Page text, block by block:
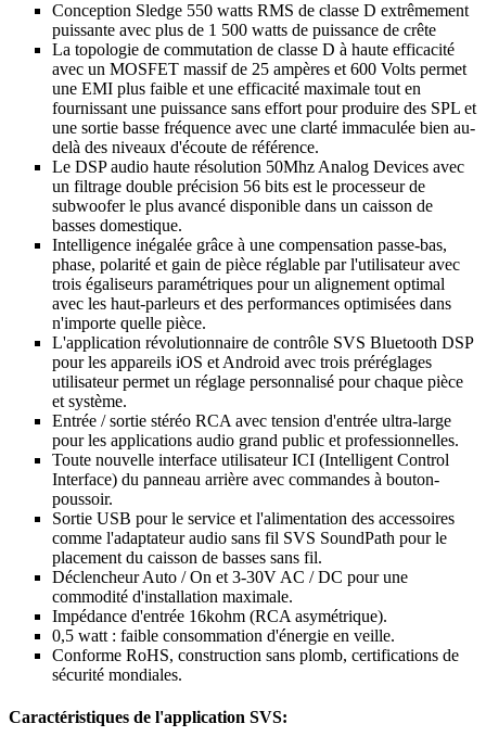
Conception Sledge 550 watts RMS de classe D extrêmement
puissante avec plus de 1 500 watts de puissance de crête
La topologie de commutation de classe D à haute efficacité
avec un MOSFET massif de 25 ampères et 600 Volts permet
une EMI plus faible et une efficacité maximale tout en
fournissant une puissance sans effort pour produire des SPL et
une sortie basse fréquence avec une clarté immaculée bien au-
delà des niveaux d'écoute de référence.
Le DSP audio haute résolution 50Mhz Analog Devices avec
un filtrage double précision 56 bits est le processeur de
subwoofer le plus avancé disponible dans un caisson de
basses domestique.
Intelligence inégalée grâce à une compensation passe-bas,
phase, polarité et gain de pièce réglable par l'utilisateur avec
trois égaliseurs paramétriques pour un alignement optimal
avec les haut-parleurs et des performances optimisées dans
n'importe quelle pièce.
L'application révolutionnaire de contrôle SVS Bluetooth DSP
pour les appareils iOS et Android avec trois préréglages
utilisateur permet un réglage personnalisé pour chaque pièce
et système.
Entrée / sortie stéréo RCA avec tension d'entrée ultra-large
pour les applications audio grand public et professionnelles.
Toute nouvelle interface utilisateur ICI (Intelligent Control
Interface) du panneau arrière avec commandes à bouton-
poussoir.
Sortie USB pour le service et l'alimentation des accessoires
comme l'adaptateur audio sans fil SVS SoundPath pour le
placement du caisson de basses sans fil.
Déclencheur Auto / On et 3-30V AC / DC pour une
commodité d'installation maximale.
Impédance d'entrée 16kohm (RCA asymétrique).
0,5 watt : faible consommation d'énergie en veille.
Conforme RoHS, construction sans plomb, certifications de
sécurité mondiales.
Caractéristiques de l'application SVS: